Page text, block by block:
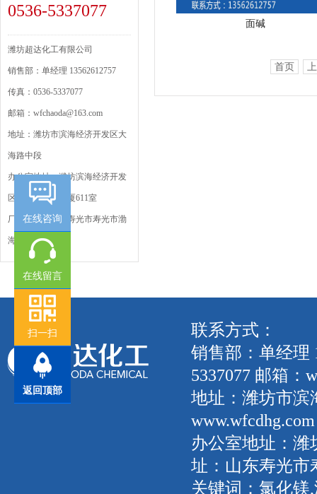
0536-5337077
潍坊超达化工有限公司
销售部：单经理 13562612757
传真：0536-5337077
邮箱：wfchaoda@163.com
地址：潍坊市滨海经济开发区大
海路中段
办公室地址：潍坊滨海经济开发
区海化街鸢都大厦611室
厂房地址：山东寿光市寿光市渤
海工业园
面碱
首页
联系方式：
销售部：单经理
5337077 邮箱：
地址：潍坊市滨
www.wfcdhg.com
办公室地址：潍
址：山东寿光市
关键词：氯化镁
在线咨询
在线留言
扫一扫
返回顶部